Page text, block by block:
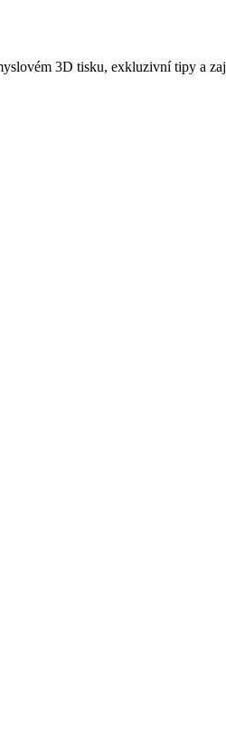
3D tisku, exkluzivní tipy a